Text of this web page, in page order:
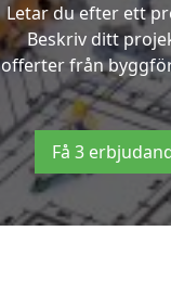
Letar du efter ett
Beskriv ditt
offerter från
Få 3